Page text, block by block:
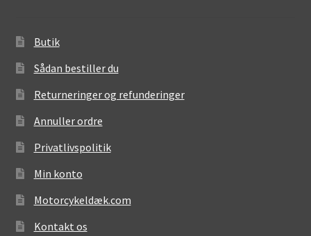
Butik
Sådan bestiller du
Returneringer og refunderinger
Annuller ordre
Privatlivspolitik
Min konto
Motorcykeldæk.com
Kontakt os